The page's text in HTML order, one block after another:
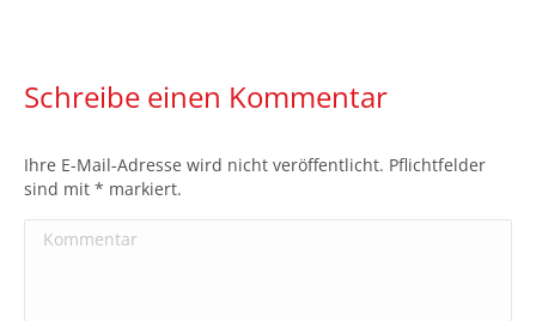
Schreibe einen Kommentar
Ihre E-Mail-Adresse wird nicht veröffentlicht. Pflichtfelder
sind mit * markiert.
Kommentar